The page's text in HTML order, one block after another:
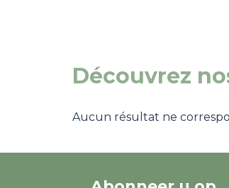
Découvrez
Aucun résultat ne